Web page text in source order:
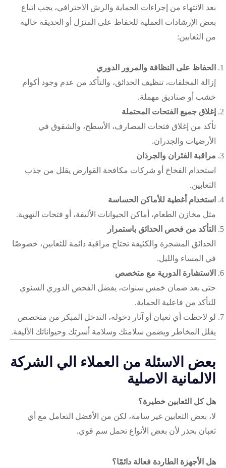
بعد الانتهاء من إجراءات الحماية والرش الاحترافي، يجب اتباع
بعض الإرشادات العملية للحفاظ على المنزل أو الحديقة خالية
من الثعابين:
الحفاظ على النظافة والمرور الدوري
إزالة المخلفات، تنظيف الحدائق، والتأكد من عدم وجود أكوام
خشب أو صناديق مهملة.
إغلاق جميع الفتحات المحتملة
تأكد من إغلاق فتحات المصارف، الأسطح، والشقوق في
الأرضيات والجدران.
مراقبة الفئران والجرذان
استخدام الفخاخ أو شركات مكافحة القوارض يقلل من جذب
الثعابين.
استخدام أغطية للأماكن الحساسة
مثل مخازن الطعام، أماكن الحيوانات الأليفة، أو فتحات التهوية.
التأكد من فحص الحدائق باستمرار
الحدائق المشجرة والكثيفة تحتاج مراقبة دائمة للثعابين، خصوصًا
في المساء والليل.
الاستشارة الدورية مع متخصص
حتى بعد ضمان خمس سنوات، يفضل الفحص الدوري السنوي
للتأكد من فاعلية الحماية.
لو لاحظت أي ثعبان أو آثار دخوله، التدخل المبكر من متخصص
يقلل المخاطر ويضمن سلامتك وسلامة أسرتك وحيواناتك الأليفة.
بعض الاسئلة من العملاء الي الشركة
الالمانية الاصلية
هل كل الثعابين خطيرة؟
لا، بعض الثعابين غير سامة، لكن من الأفضل التعامل مع أي
ثعبان بحذر لأن بعض الأنواع تحمل سم قوي.
هل الأجهزة الطاردة فعالة دائمًا؟